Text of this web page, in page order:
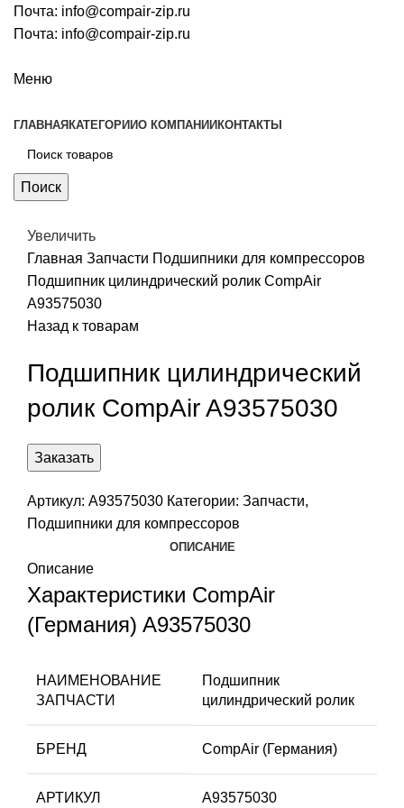
Почта: info@compair-zip.ru
Почта: info@compair-zip.ru
Меню
ГЛАВНАЯ КАТЕГОРИИО КОМПАНИИ КОНТАКТЫ
Поиск
Увеличить
Главная Запчасти Подшипники для компрессоров
Подшипник цилиндрический ролик CompAir
A93575030
Назад к товарам
Подшипник цилиндрический
ролик CompAir A93575030
Заказать
Артикул: A93575030 Категории: Запчасти,
Подшипники для компрессоров
ОПИСАНИЕ
Описание
Характеристики CompAir
(Германия) A93575030
НАИМЕНОВАНИЕ
ЗАПЧАСТИ
Подшипник
цилиндрический ролик
БРЕНД CompAir (Германия)
АРТИКУЛ A93575030